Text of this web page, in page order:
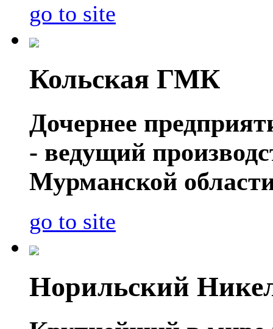
go to site
Кольская ГМК
Дочернее
- ведущий
Мурманской
go to site
Норильский